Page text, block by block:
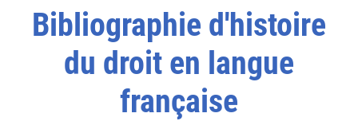
Bibliographie d'histoire
du droit en langue
française